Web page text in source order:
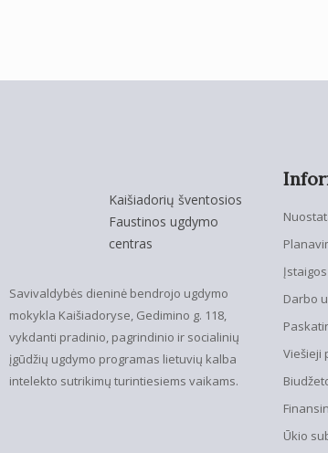
Kaišiadorių šventosios
Faustinos ugdymo
centras
Savivaldybės dieninė bendrojo ugdymo
mokykla Kaišiadoryse, Gedimino g. 118,
vykdanti pradinio, pagrindinio ir socialinių
įgūdžių ugdymo programas lietuvių kalba
intelekto sutrikimų turintiesiems vaikams.
Darbo
Viešieji
Ūkio